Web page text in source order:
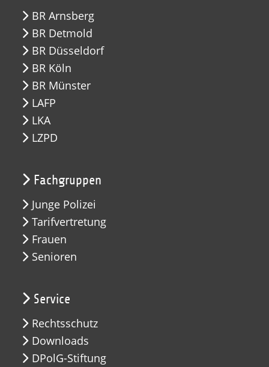
BR Arnsberg
BR Detmold
BR Düsseldorf
BR Köln
BR Münster
LAFP
LKA
LZPD
Fachgruppen
Junge Polizei
Tarifvertretung
Frauen
Senioren
Service
Rechtsschutz
Downloads
DPolG-Stiftung